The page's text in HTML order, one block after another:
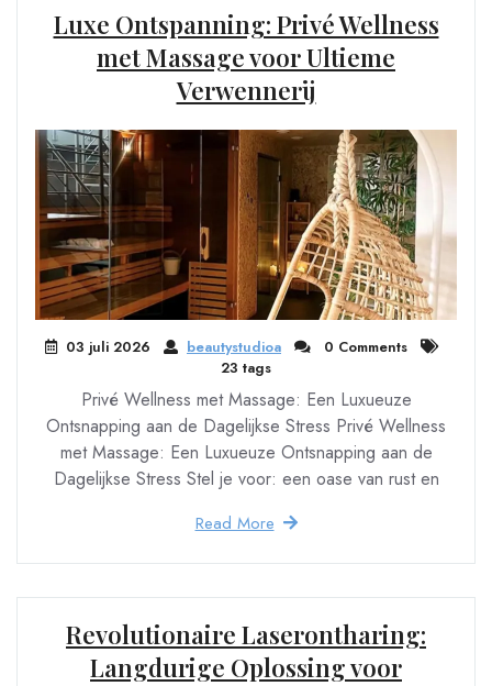
Luxe Ontspanning: Privé Wellness
met Massage voor Ultieme
Verwennerij
03 juli 2026 beautystudioa
0 Comments
23 tags
Privé Wellness met Massage: Een Luxueuze
Ontsnapping aan de Dagelijkse Stress Privé Wellness
met Massage: Een Luxueuze Ontsnapping aan de
Dagelijkse Stress Stel je voor: een oase van rust en
Read More
Revolutionaire Laserontharing:
Langdurige Oplossing voor